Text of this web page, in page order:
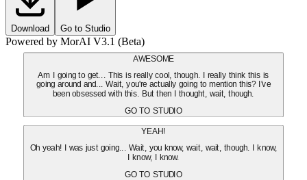
Download Go to Studio
Powered by MorAI V3.1 (Beta)
AWESOME
Am I going to get... This is really cool, though. I really think this is
going around and... Wait, you're actually going to mention this? I've
been obsessed with this. But then I thought, wait, though.
GO TO STUDIO
YEAH!
Oh yeah! I was just going... Wait, you know, wait, wait, though. I know,
I know, I know.
GO TO STUDIO